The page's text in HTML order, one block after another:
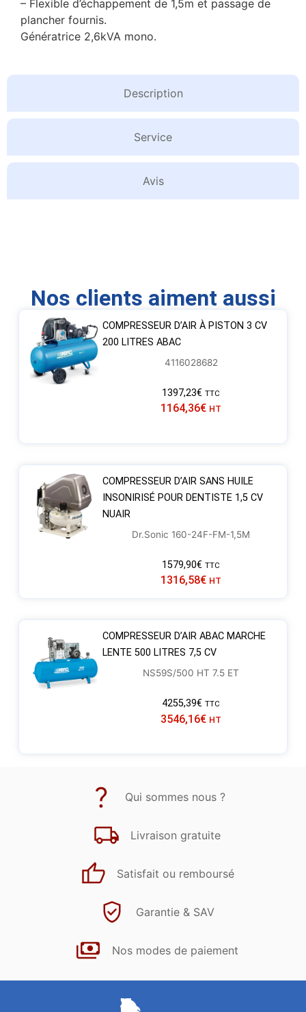
Description
Service
Avis
– Flexible d’échappement de 1,5m et passage de
plancher fournis.
Génératrice 2,6kVA mono.
Nos clients aiment aussi
COMPRESSEUR D’AIR À PISTON 3 CV
200 LITRES ABAC
4116028682
1397,23€ TTC
1164,36€ HT
COMPRESSEUR D’AIR SANS HUILE
INSONIRISÉ POUR DENTISTE 1,5 CV
NUAIR
Dr.Sonic 160-24F-FM-1,5M
1579,90€ TTC
1316,58€ HT
COMPRESSEUR D’AIR ABAC MARCHE
LENTE 500 LITRES 7,5 CV
NS59S/500 HT 7.5 ET
4255,39€ TTC
3546,16€ HT
Qui sommes nous ?
Livraison gratuite
Satisfait ou remboursé
Garantie & SAV
Nos modes de paiement